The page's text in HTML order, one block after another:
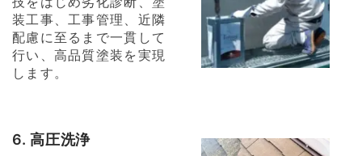
装工事、工事管理、近隣
配慮に至るまで一貫して
行い、高品質塗装を実現
します。
6. 高圧洗浄